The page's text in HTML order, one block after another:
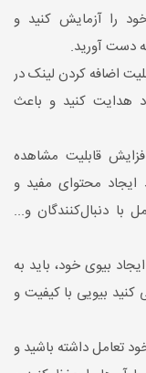
را آزمایش کنید و
دست آورید.
اضافه کردن لینک در
هدایت کنید و باعث
قابلیت مشاهده
محتوای مفید و
با دنبال‌کنندگان و...
بیوی خود، باید به
بیویی با کیفیت و
تعامل داشته باشید و